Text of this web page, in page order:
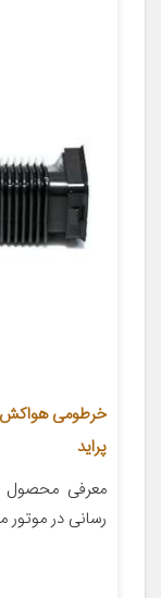
پراید
رسانی در